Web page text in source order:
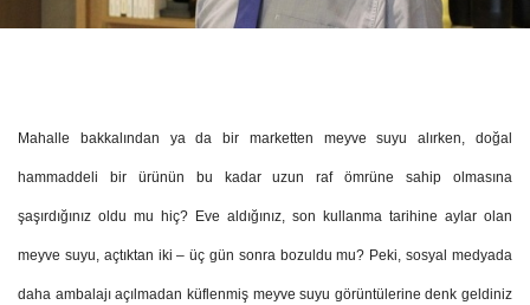
Mahalle bakkalından ya da bir marketten meyve suyu alırken, doğal
hammaddeli bir ürünün bu kadar uzun raf ömrüne sahip olmasına
şaşırdığınız oldu mu hiç? Eve aldığınız, son kullanma tarihine aylar olan
meyve suyu, açtıktan iki – üç gün sonra bozuldu mu? Peki, sosyal medyada
daha ambalajı açılmadan küflenmiş meyve suyu görüntülerine denk geldiniz